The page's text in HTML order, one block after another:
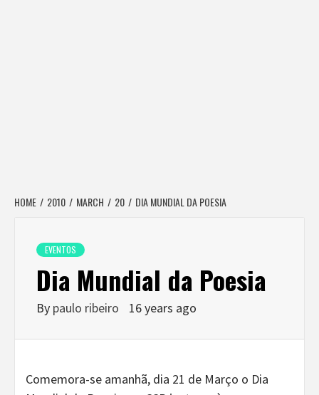
HOME 2010 MARCH 20 DIA MUNDIAL DA POESIA
EVENTOS
Dia Mundial da Poesia
By paulo ribeiro 16 years ago
Comemora-se amanhã, dia 21 de Março o Dia